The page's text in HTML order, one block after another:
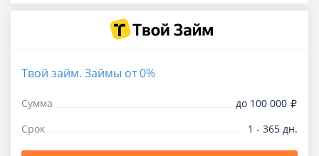
Твой займ. Займы от 0%
Сумма
до 100 000
Срок
1 - 365 дн.